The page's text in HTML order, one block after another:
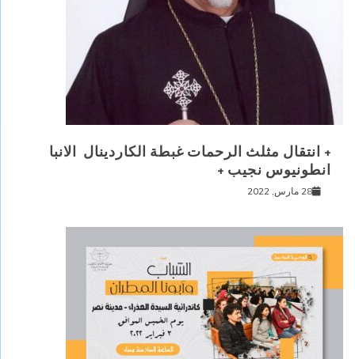
+ انتقال مثلث الرحمات غبطة الكاردينال الانبا
انطونيوس نجيب +
28 مارس, 2022